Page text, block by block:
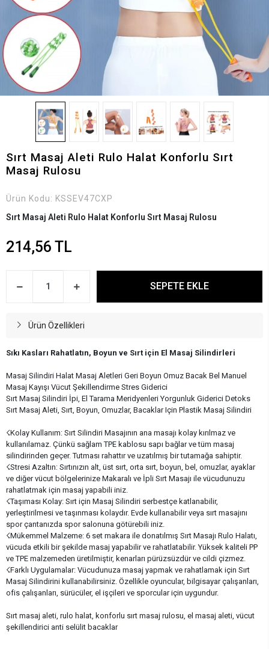
Sırt Masaj Aleti Rulo Halat Konforlu Sırt
Masaj Rulosu
Ürün Kodu: KSSEV47CXP
Sırt Masaj Aleti Rulo Halat Konforlu Sırt Masaj Rulosu
214,56 TL
SEPETE EKLE
Ürün Özellikleri
Sıkı Kasları Rahatlatın, Boyun ve Sırt için El Masaj Silindirleri
Masaj Silindiri Halat Masaj Aletleri Geri Boyun Omuz Bacak Bel Manuel
Masaj Kayışı Vücut Şekillendirme Stres Giderici
Sırt Masaj Silindiri İpi, El Tarama Meridyenleri Yorgunluk Giderici Detoks
Sırt Masaj Aleti, Sırt, Boyun, Omuzlar, Bacaklar Için Plastik Masaj Silindiri
☇Kolay Kullanım: Sırt Silindiri Masajının ana masajı kolay kırılmaz ve
kullanılamaz. Çünkü sağlam TPE kablosu sapı bağlar ve tüm masaj
silindirinden geçer. Tutması rahattır ve uzatılmış bir tutamağa sahiptir.
☇Stresi Azaltın: Sırtınızın alt, üst sırt, orta sırt, boyun, bel, omuzlar, ayaklar
ve diğer vücut bölgelerinize Makaralı ve İpli Sırt Masajı ile vücudunuzu
rahatlatmak için masaj yapabili iniz.
☇Taşıması Kolay: Sırt için Masaj Silindiri serbestçe katlanabilir,
yerleştirilmesi ve taşınması kolaydır. Evde kullanabilir veya sırt masajını
spor çantanızda spor salonuna götürebili iniz.
☇Mükemmel Malzeme: 6 set makara ile donatılmış Sırt Masajı Rulo Halatı,
vücuda etkili bir şekilde masaj yapabilir ve rahatlatabilir. Yüksek kaliteli PP
ve TPE malzemeden üretilmiştir, kenarları pürüzsüzdür ve cildi çizmez.
☇Farklı Uygulamalar: Vücudunuza masaj yapmak ve rahatlamak için Sırt
Masaj Silindirini kullanabilirsiniz. Özellikle oyuncular, bilgisayar çalışanları,
ofis çalışanları, sürücüler, el işçileri ve sporcular için uygundur.
Sırt masaj aleti, rulo halat, konforlu sırt masaj rulosu, el masaj aleti, vücut
şekillendirici anti selülit bacaklar